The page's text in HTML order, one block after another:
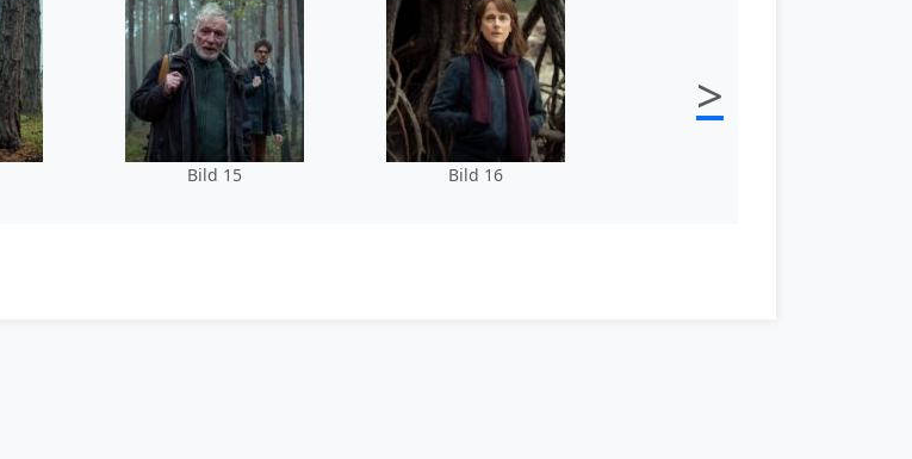
Bild 15 Bild 16
>